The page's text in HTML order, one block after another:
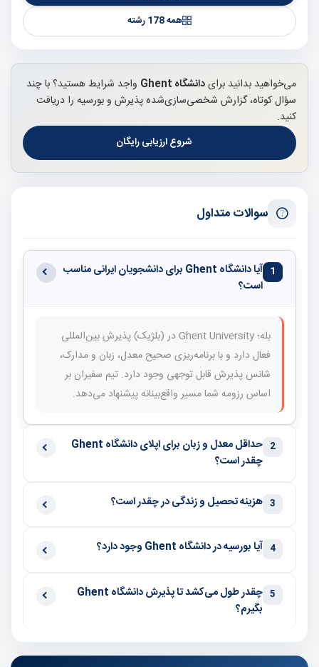
همه 178 رشته
می‌خواهید بدانید برایدانشگاه Ghent
واجد شرایط هستید؟ با چند
سؤال کوتاه، گزارش شخصی‌سازی‌شده پذیرش و بورسیه را دریافت
کنید.
شروع ارزیابی رایگان
سوالات متداول
1
آیا دانشگاه Ghent برای دانشجویان ایرانی مناسب
است؟
بله؛ Ghent University در (بلژیک) پذیرش بین‌المللی
فعال دارد و با برنامه‌ریزی صحیح معدل، زبان و مدارک،
شانس پذیرش قابل توجهی وجود دارد. تیم سفیران بر
اساس رزومه شما مسیر واقع‌بینانه پیشنهاد می‌دهد.
2
حداقل معدل و زبان برای اپلای دانشگاه Ghent
چقدر است؟
3 هزینه تحصیل و زندگی در چقدر است؟
4 آیا بورسیه در دانشگاه Ghent وجود دارد؟
5
چقدر طول می‌کشد تا پذیرش دانشگاه Ghent
بگیرم؟